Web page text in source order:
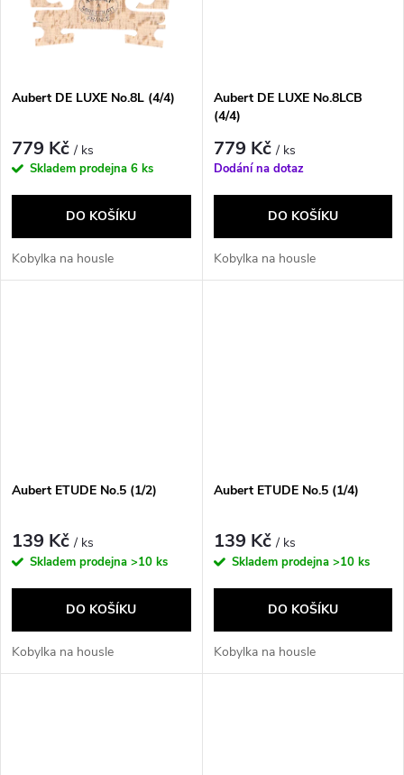
Aubert DE LUXE No.8L (4/4)
779 Kč/ ks
Skladem prodejna 6 ks
DO KOŠÍKU
Kobylka na housle
Aubert DE LUXE No.8LCB
(4/4)
779 Kč/ ks
Dodání na dotaz
DO KOŠÍKU
Kobylka na housle
Aubert ETUDE No.5 (1/2)
139 Kč/ ks
Skladem prodejna >10 ks
DO KOŠÍKU
Kobylka na housle
Aubert ETUDE No.5 (1/4)
139 Kč/ ks
Skladem prodejna >10 ks
DO KOŠÍKU
Kobylka na housle